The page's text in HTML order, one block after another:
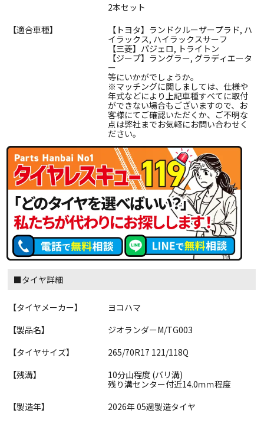
2本セット
【適合車種】
【トヨタ】ランドクルーザープラド, ハ
イラックス, ハイラックスサーフ
【三菱】パジェロ, トライトン
【ジープ】ラングラー, グラディエータ
ー
等にいかがでしょうか。
※マッチングに関しましては、仕様や
年式などにより上記車種すべてに取付
ができない場合もございますので、お
客様にてご確認いただくか、ご不明な
点は弊社までお気軽にお問い合わせく
ださい。
■タイヤ詳細
【タイヤメーカー】
ヨコハマ
【製品名】
ジオランダーM/TG003
【タイヤサイズ】
265/70R17 121/118Q
【残溝】
10分山程度 (バリ溝)
残り溝センター付近14.0ｍｍ程度
【製造年】
2026年 05週製造タイヤ